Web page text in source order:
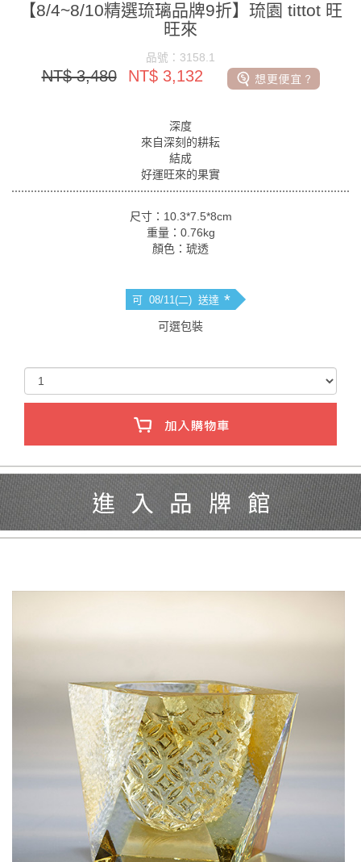
【8/4~8/10精選琉璃品牌9折】琉園 tittot 旺
旺來
品號：3158.1
NT$ 3,480 NT$ 3,132
深度
來自深刻的耕耘
結成
好運旺來的果實
尺寸：10.3*7.5*8cm
重量：0.76kg
顏色：琥透
可 08/11(二) 送達 *
可選包裝